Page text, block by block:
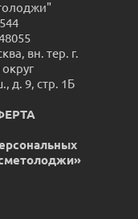
вн. тер. г.
д. 9, стр. 1Б